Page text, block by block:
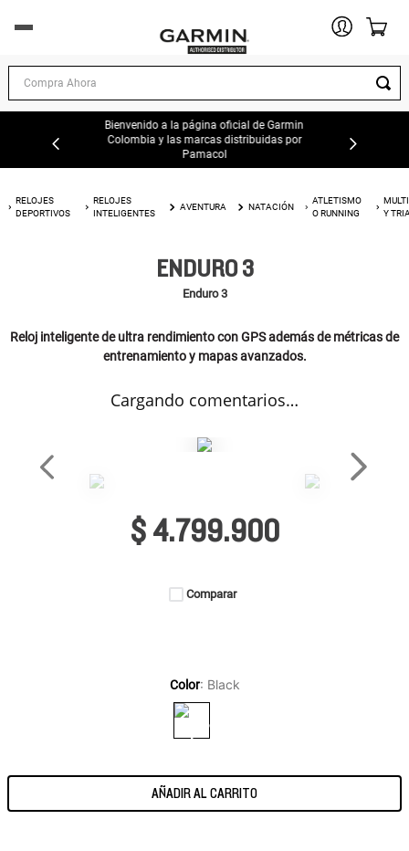
DEPORTES Y EJERCICIO
EXPLORACION AL AIRE LIBRE
AUTOMOTOR
MARINA
TIENDAS GARMIN
Compra Ahora
Bienvenido a la página oficial de Garmin
Colombia y las marcas distribuidas por
Pamacol
RELOJES
DEPORTIVOS
RELOJES
INTELIGENTES
AVENTURA NATACIÓN
ATLETISMO
O RUNNING
Y
ENDURO 3
Enduro 3
Reloj inteligente de ultra rendimiento con GPS además de métricas de
entrenamiento y mapas avanzados.
Cargando comentarios…
$4.799.900
Comparar
Color: Black
AÑADIR AL CARRITO